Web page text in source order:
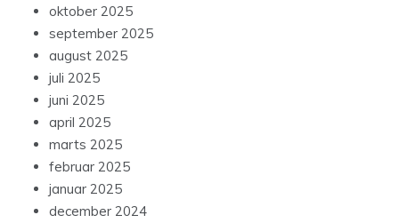
oktober 2025
september 2025
august 2025
juli 2025
juni 2025
april 2025
marts 2025
februar 2025
januar 2025
december 2024